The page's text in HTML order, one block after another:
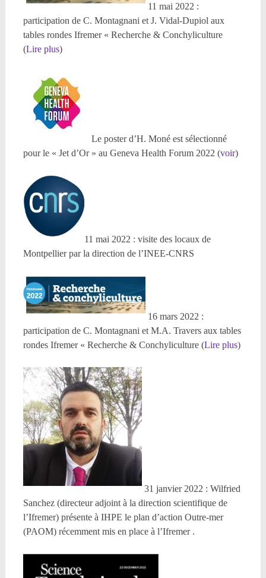
11 mai 2022 :
participation de C. Montagnani et J. Vidal-Dupiol aux
tables rondes Ifremer « Recherche & Conchyliculture
(Lire plus)
Le poster d’H. Moné est sélectionné
pour le « Jet d’Or » au Geneva Health Forum 2022 (voir)
11 mai 2022 : visite des locaux de
Montpellier par la direction de l’INEE-CNRS
16 mars 2022 :
participation de C. Montagnani et M.A. Travers aux tables
rondes Ifremer « Recherche & Conchyliculture (Lire plus)
31 janvier 2022 : Wilfried
Sanchez (directeur adjoint à la direction scientifique de
l’Ifremer) présente à IHPE le plan d’action Outre-mer
(PAOM) récemment mis en place à l’Ifremer .